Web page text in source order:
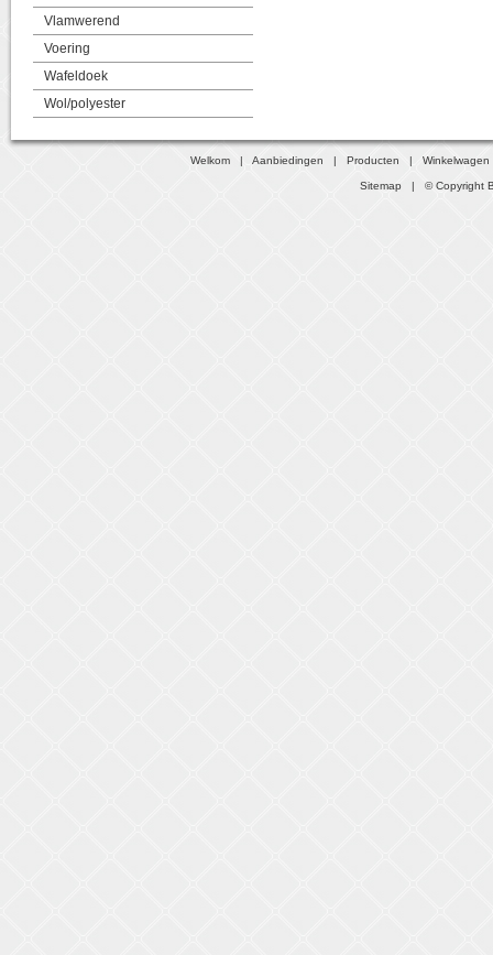
Vlamwerend
Voering
Wafeldoek
Wol/polyester
Welkom |Aanbiedingen |Producten |Winkelwagen
Sitemap | © Copyright